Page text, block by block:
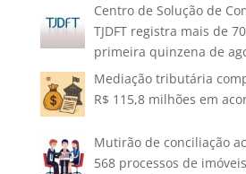
Centro de Solução de
TJDFT registra mais de
primeira quinzena de
Mediação tributária
R$ 115,8 milhões em
Mutirão de conciliação
568 processos de